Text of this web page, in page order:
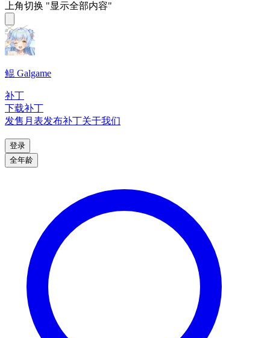
上角切换 "显示全部内容"
鲲 Galgame
补丁
下载补丁
发售月表发布补丁关于我们
登录
全年龄